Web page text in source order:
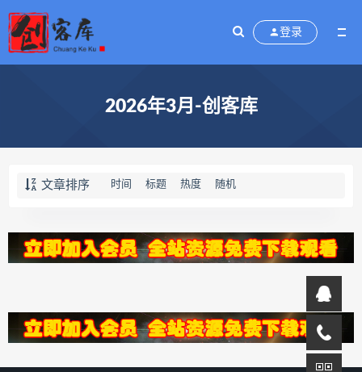
登录
2026年3月-创客库
文章排序 时间 标题 热度 随机